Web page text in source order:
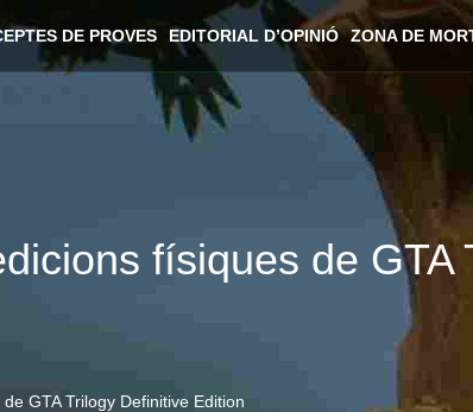
DE PROVES EDITORIAL D’OPINIÓ ZONA DE
físiques de GTA
GTA Trilogy Definitive Edition